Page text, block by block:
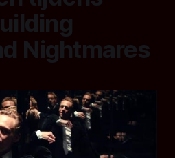
Nightmares